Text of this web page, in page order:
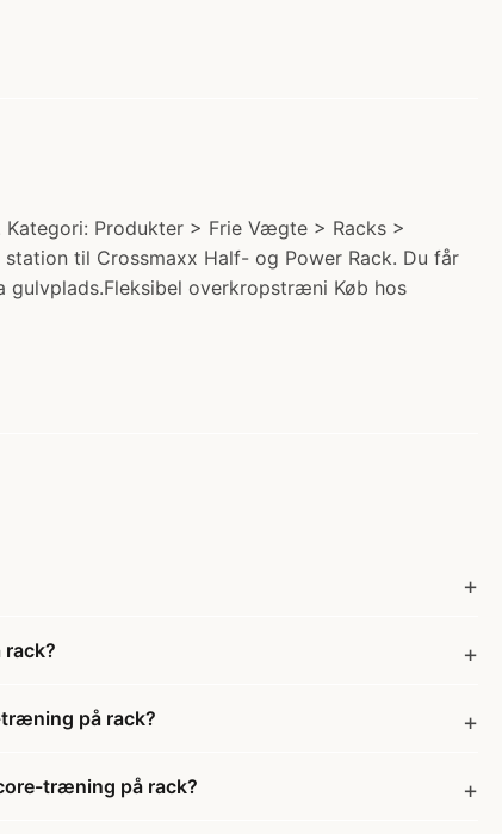
Produkter > Frie Vægte > Racks >
til Crossmaxx Half- og Power Rack. Du får
overkropstræni Køb hos
på rack?
træning på rack?